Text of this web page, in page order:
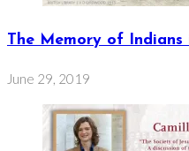
The Memory of Indians
June 29, 2019